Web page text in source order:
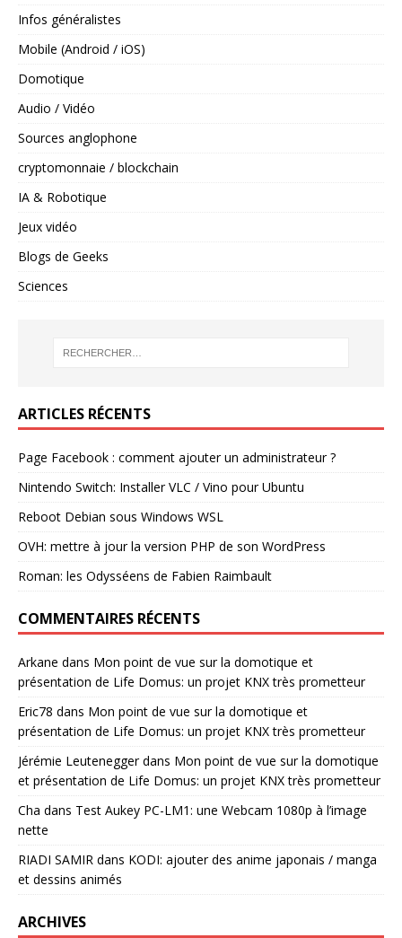
Infos généralistes
Mobile (Android / iOS)
Domotique
Audio / Vidéo
Sources anglophone
cryptomonnaie / blockchain
IA & Robotique
Jeux vidéo
Blogs de Geeks
Sciences
ARTICLES RÉCENTS
Page Facebook : comment ajouter un administrateur ?
Nintendo Switch: Installer VLC / Vino pour Ubuntu
Reboot Debian sous Windows WSL
OVH: mettre à jour la version PHP de son WordPress
Roman: les Odysséens de Fabien Raimbault
COMMENTAIRES RÉCENTS
Arkane dans Mon point de vue sur la domotique et
présentation de Life Domus: un projet KNX très prometteur
Eric78 dans Mon point de vue sur la domotique et
présentation de Life Domus: un projet KNX très prometteur
Jérémie Leuteneggerdans Mon point de vue sur la domotique
et présentation de Life Domus: un projet KNX très prometteur
Cha dans Test Aukey PC-LM1: une Webcam 1080p à l’image
nette
RIADI SAMIR dans KODI: ajouter des anime japonais / manga
et dessins animés
ARCHIVES